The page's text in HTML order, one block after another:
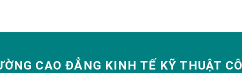
CAO ĐẲNG KINH TẾ KỸ THUẬT